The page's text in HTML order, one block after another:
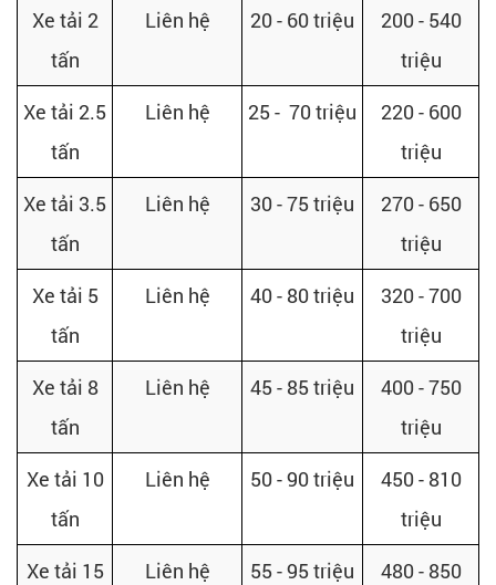
Xe tải 2
tấn
Liên hệ 20 - 60 triệu
200 - 540
triệu
Xe tải 2.5
tấn
Liên hệ 25 - 70 triệu
220 - 600
triệu
Xe tải 3.5
tấn
Liên hệ 30 - 75 triệu
270 - 650
triệu
Xe tải 5
tấn
Liên hệ 40 - 80 triệu
320 - 700
triệu
Xe tải 8
tấn
Liên hệ 45 - 85 triệu
400 - 750
triệu
Xe tải 10
tấn
Liên hệ 50 - 90 triệu
450 - 810
triệu
Xe tải 15
Liên hệ 55 - 95 triệu
480 - 850